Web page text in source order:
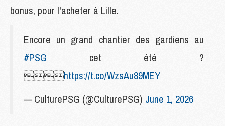
bonus, pour l'acheter à Lille.
Encore un grand chantier des gardiens au
#PSG cet été ?
https://t.co/WzsAu89MEY
— CulturePSG (@CulturePSG) June 1, 2026